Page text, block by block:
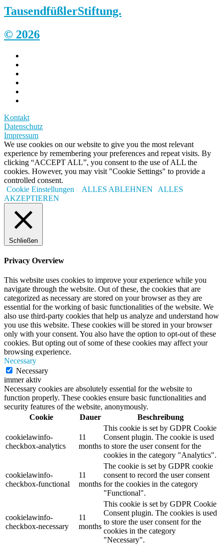
TausendfüßlerStiftung.
© 2026
Kontakt
Datenschutz
Impressum
We use cookies on our website to give you the most relevant
experience by remembering your preferences and repeat visits. By
clicking “ACCEPT ALL”, you consent to the use of ALL the
cookies. However, you may visit "Cookie Settings" to provide a
controlled consent.
Cookie Einstellungen
ALLES ABLEHNEN
ALLES
AKZEPTIEREN
Schließen
Privacy Overview
This website uses cookies to improve your experience while you
navigate through the website. Out of these, the cookies that are
categorized as necessary are stored on your browser as they are
essential for the working of basic functionalities of the website. We
also use third-party cookies that help us analyze and understand how
you use this website. These cookies will be stored in your browser
only with your consent. You also have the option to opt-out of these
cookies. But opting out of some of these cookies may affect your
browsing experience.
Necessary
Necessary
immer aktiv
Necessary cookies are absolutely essential for the website to
function properly. These cookies ensure basic functionalities and
security features of the website, anonymously.
Cookie
Dauer Beschreibung
cookielawinfo-
checkbox-analytics
11
months
This cookie is set by GDPR Cookie
Consent plugin. The cookie is used
to store the user consent for the
cookies in the category "Analytics".
cookielawinfo-
checkbox-functional
11
months
The cookie is set by GDPR cookie
consent to record the user consent
for the cookies in the category
"Functional".
cookielawinfo-
checkbox-necessary
11
months
This cookie is set by GDPR Cookie
Consent plugin. The cookies is used
to store the user consent for the
cookies in the category
"Necessary".